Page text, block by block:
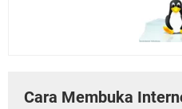
Cara Membuka